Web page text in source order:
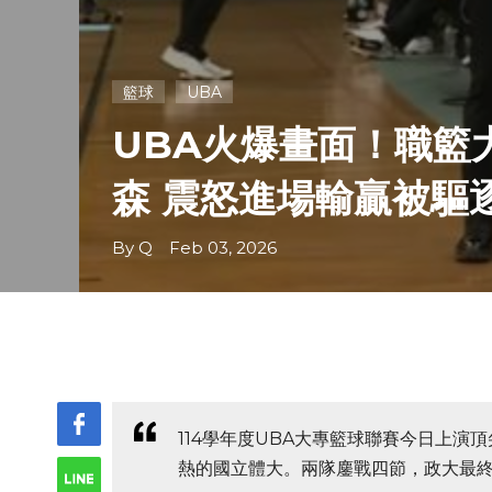
籃球 UBA
UBA火爆畫面！職籃
森 震怒進場輸贏被驅
By Q Feb 03, 2026
114學年度UBA大專籃球聯賽今日上演
熱的國立體大。兩隊鏖戰四節，政大最